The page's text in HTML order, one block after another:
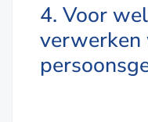
4. Voor